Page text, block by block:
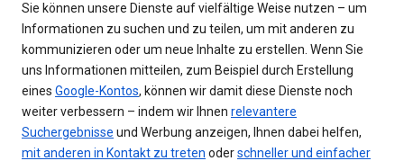
Sie können unsere Dienste auf vielfältige Weise nutzen – um
Informationen zu suchen und zu teilen, um mit anderen zu
kommunizieren oder um neue Inhalte zu erstellen. Wenn Sie
uns Informationen mitteilen, zum Beispiel durch Erstellung
eines Google-Kontos, können wir damit diese Dienste noch
weiter verbessern – indem wir Ihnen relevantere
Suchergebnisse und Werbung anzeigen, Ihnen dabei helfen,
mit anderen in Kontakt zu treten oderschneller und einfacher